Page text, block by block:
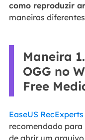
como reproduzir
maneiras
Maneira
OGG no
Free
EaseUS RecExperts
recomendado para
de abrir um